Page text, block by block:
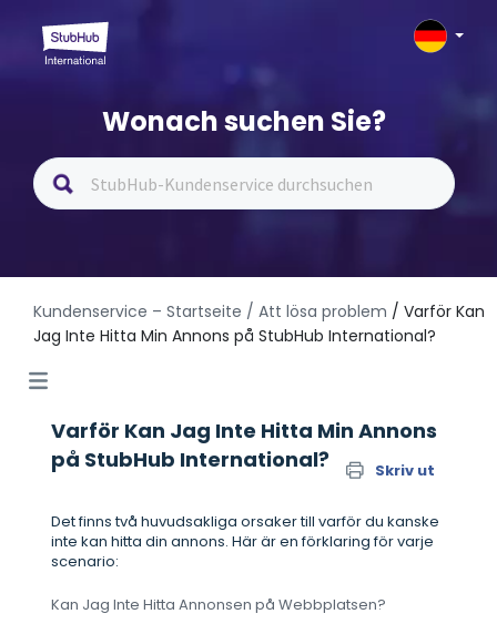
Wonach suchen Sie?
Kundenservice – Startseite / Att lösa problem / Varför Kan
Jag Inte Hitta Min Annons på StubHub International?
Varför Kan Jag Inte Hitta Min Annons
på StubHub International?
Skriv ut
Det finns två huvudsakliga orsaker till varför du kanske
inte kan hitta din annons. Här är en förklaring för varje
scenario:
Kan Jag Inte Hitta Annonsen på Webbplatsen?